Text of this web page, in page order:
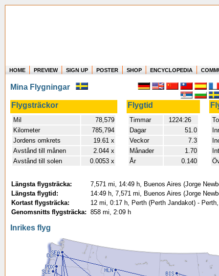
Where in the world have you flown?
How long have you been in the air?
Create your own FlightMemory and see!
HOME PREVIEW SIGN UP POSTER SHOP ENCYCLOPEDIA
Mina Flygningar
Flygsträckor Flygtid
Mil
78,579
Kilometer
785,794
Jordens omkrets
19.61 x
Avstånd till månen
2.044 x
Avstånd till solen
0.0053 x
Timmar
1224:26
Dagar
51.0
Veckor
7.3
Månader
1.70
År
0.140
Längsta flygsträcka:
7,571 mi, 14:49 h, Buenos Aires (Jorge
Längsta flygtid:
14:49 h, 7,571 mi, Buenos Aires (Jorge
Kortast flygsträcka:
12 mi, 0:17 h, Perth (Perth Jandakot) -
Genomsnitts flygsträcka: 858 mi, 2:09 h
Inrikes flyg